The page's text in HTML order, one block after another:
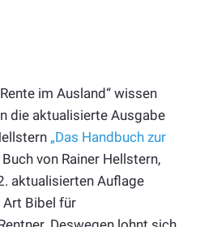
im Ausland“ wissen
die aktualisierte Ausgabe
„Das Handbuch zur
von Rainer Hellstern,
aktualisierten Auflage
Bibel für